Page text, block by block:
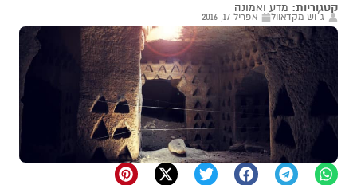
קטגוריות: מדע ואמונה
ג׳וש מקדאוול אפריל 17, 2016